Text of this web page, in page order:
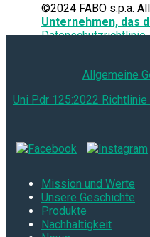
©2024 FABO s.p.a.
Unternehmen, das
Datenschutzrichtlinie
Allgemeine
Uni Pdr 125:2022
Mission und Werte
Unsere Geschichte
Produkte
Nachhaltigkeit